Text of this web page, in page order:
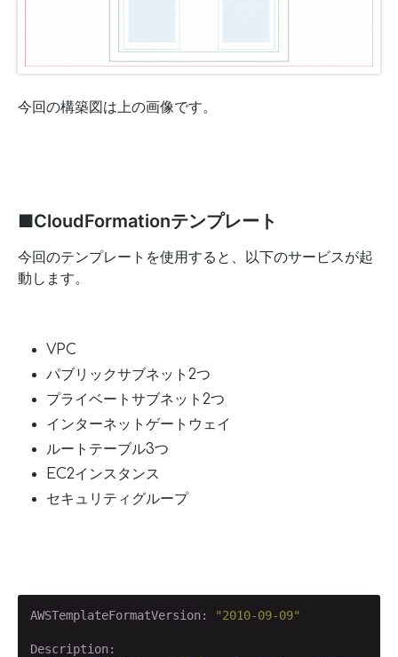
今回の構築図は上の画像です。
■CloudFormationテンプレート
今回のテンプレートを使用すると、以下のサービスが起
動します。
VPC
パブリックサブネット2つ
プライベートサブネット2つ
インターネットゲートウェイ
ルートテーブル3つ
EC2インスタンス
セキュリティグループ
AWSTemplateFormatVersion: "2010-09-09"
Description: